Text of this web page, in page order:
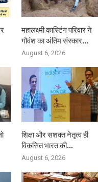
महालक्ष्मी कास्टिंग परिवार ने
गौवंश का अंतिम संस्कार...
August 6, 2026
शिक्षा और सशक्त नेतृत्व ही
विकसित भारत की...
August 6, 2026